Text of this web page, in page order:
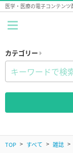
医学・医療の電子コンテンツ
カテゴリー
TOP すべて 雑誌